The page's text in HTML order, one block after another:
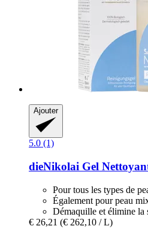
Ajouter
5.0 (1)
dieNikolai Gel
Pour tous les types de
Également pour peau
Démaquille et élimine la
€ 26,21 (€ 262,10 / L)